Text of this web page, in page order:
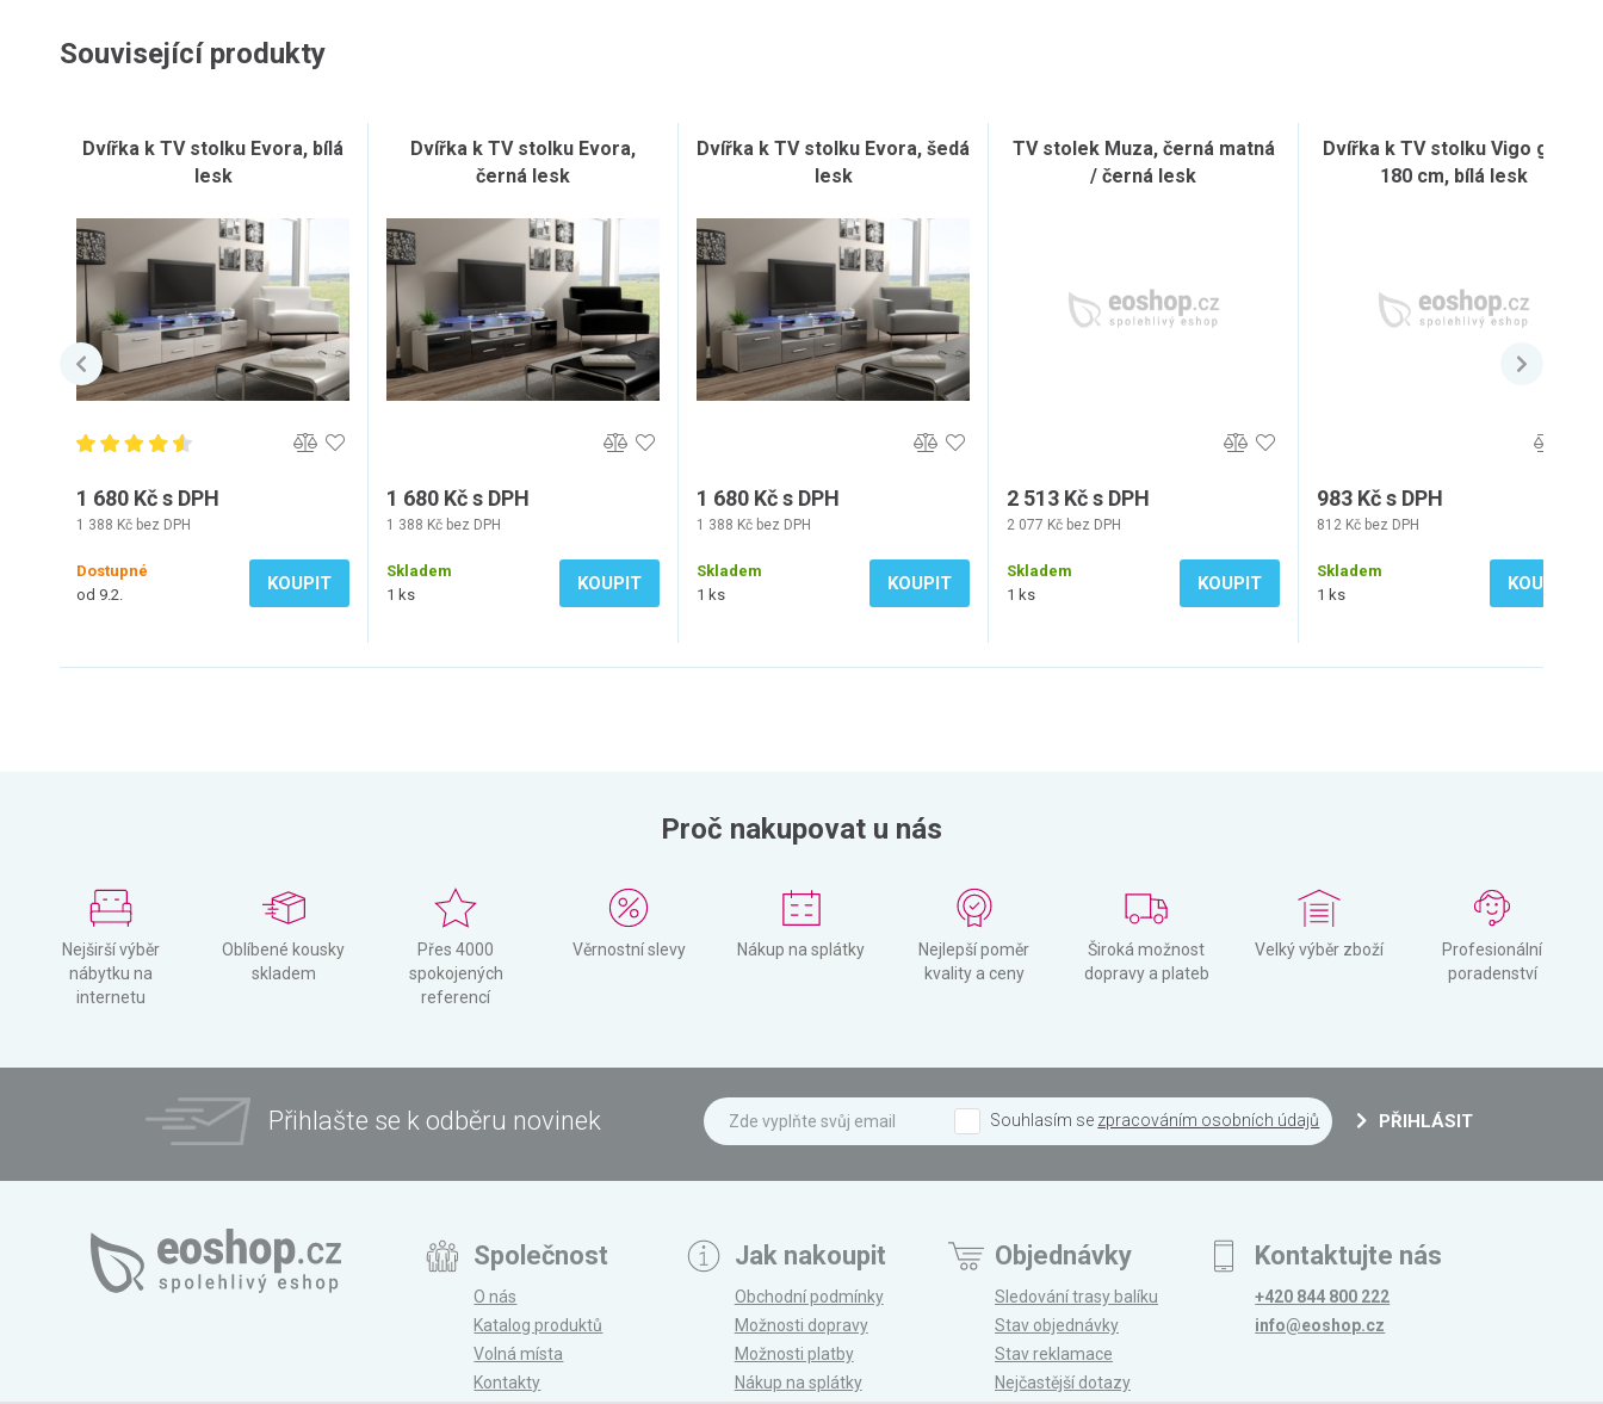
Související produkty
Dvířka k TV stolku Evora, bílá
lesk
1 680 Kč s DPH
1 388 Kč bez DPH
Dostupné
od 9.2.
KOUPIT
Dvířka k TV stolku Evora,
černá lesk
1 680 Kč s DPH
1 388 Kč bez DPH
Skladem
1 ks
KOUPIT
Dvířka k TV stolku Evora, šedá
lesk
1 680 Kč s DPH
1 388 Kč bez DPH
Skladem
1 ks
KOUPIT
TV stolek Muza, černá matná
/ černá lesk
2 513 Kč s DPH
2 077 Kč bez DPH
Skladem
1 ks
KOUPIT
Dvířka k TV stolku Vigo glass
180 cm, bílá lesk
983 Kč s DPH
812 Kč bez DPH
Skladem
1 ks
KOUPIT
Proč nakupovat u nás
Nejširší výběr
nábytku na
internetu
Oblíbené kousky
skladem
Přes 4000
spokojených
referencí
Věrnostní slevy Nákup na splátky
Nejlepší poměr
kvality a ceny
Široká možnost
dopravy a plateb
Velký výběr zboží
Profesionální
poradenství
Přihlašte se k odběru novinek Souhlasím se zpracováním osobních údajů PŘIHLÁSIT
Společnost
O nás
Katalog produktů
Volná místa
Kontakty
Jak nakoupit
Obchodní podmínky
Možnosti dopravy
Možnosti platby
Nákup na splátky
Objednávky
Sledování trasy balíku
Stav objednávky
Stav reklamace
Nejčastější dotazy
Kontaktujte nás
+420 844 800 222
info@eoshop.cz